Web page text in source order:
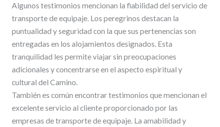
Algunos testimonios mencionan la fiabilidad del servicio de
transporte de equipaje. Los peregrinos destacan la
puntualidad y seguridad con la que sus pertenencias son
entregadas en los alojamientos designados. Esta
tranquilidad les permite viajar sin preocupaciones
adicionales y concentrarse en el aspecto espiritual y
cultural del Camino.
También es común encontrar testimonios que mencionan el
excelente servicio al cliente proporcionado por las
empresas de transporte de equipaje. La amabilidad y